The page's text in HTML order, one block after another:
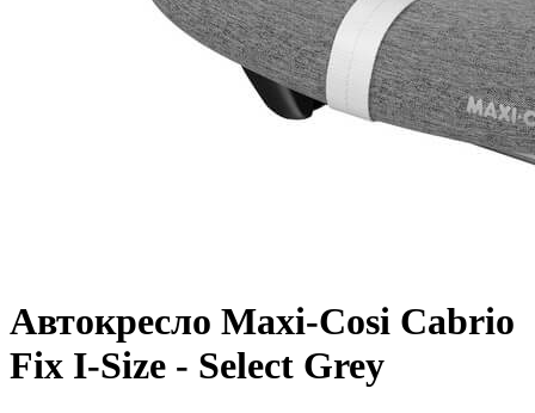
Автокресло Maxi-Cosi Cabrio
Fix I-Size - Select Grey